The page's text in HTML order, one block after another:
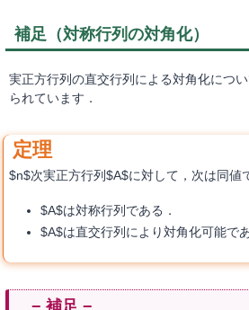
補足（対称行列の対角化）
実正方行列の直交行列による対角化につ
られています．
$n$次実正方行列$A$に対して，次は同値
$A$は対称行列である．
$A$は直交行列により対角化可能で